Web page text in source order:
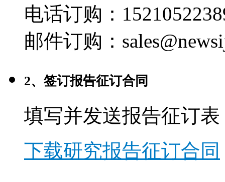
电话订购：
邮件订购：
2、签订报告征订合同
填写并发送报告征订表
下载研究报告征订合同